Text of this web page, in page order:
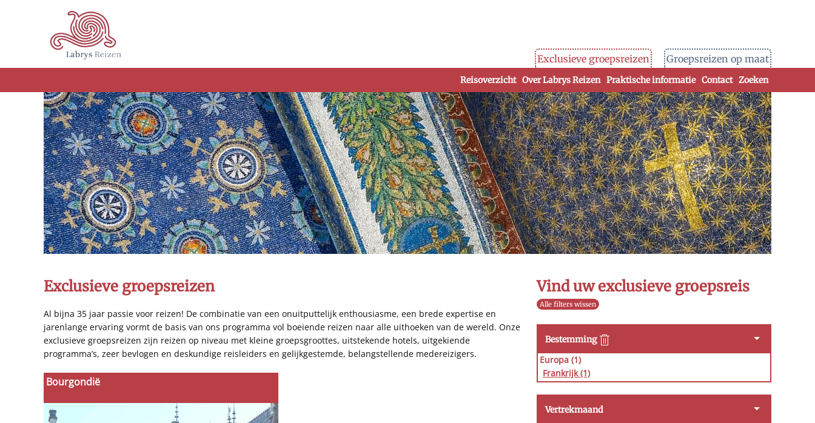
Terug naar hoofdinhoud
Exclusieve groepsreizen Groepsreizen op maat
Reisoverzicht Over Labrys Reizen Praktische informatie Contact Zoeken
Exclusieve groepsreizen
Al bijna 35 jaar passie voor reizen! De combinatie van een onuitputtelijk enthousiasme, een brede expertise en
jarenlange ervaring vormt de basis van ons programma vol boeiende reizen naar alle uithoeken van de wereld. Onze
exclusieve groepsreizen zijn reizen op niveau met kleine groepsgroottes, uitstekende hotels, uitgekiende
programma’s, zeer bevlogen en deskundige reisleiders en gelijkgestemde, belangstellende medereizigers.
Bourgondië
Vind uw exclusieve groepsreis
Alle filters wissen
Bestemming
Europa (1)
Frankrijk(1)
Vertrekmaand